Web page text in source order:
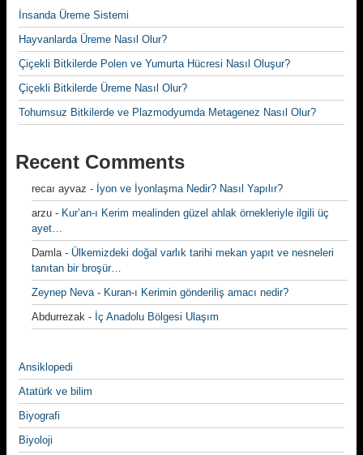
İnsanda Üreme Sistemi
Hayvanlarda Üreme Nasıl Olur?
Çiçekli Bitkilerde Polen ve Yumurta Hücresi Nasıl Oluşur?
Çiçekli Bitkilerde Üreme Nasıl Olur?
Tohumsuz Bitkilerde ve Plazmodyumda Metagenez Nasıl Olur?
Recent Comments
recaı ayvaz - İyon ve İyonlaşma Nedir? Nasıl Yapılır?
arzu - Kur’an-ı Kerim mealinden güzel ahlak örnekleriyle ilgili üç
ayet…
Damla- Ülkemizdeki doğal varlık tarihi mekan yapıt ve nesneleri
tanıtan bir broşür…
Zeynep Neva- Kuran-ı Kerimin gönderiliş amacı nedir?
Abdurrezak - İç Anadolu Bölgesi Ulaşım
Ansiklopedi
Atatürk ve bilim
Biyografi
Biyoloji